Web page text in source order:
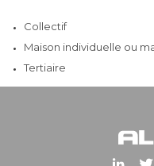
Collectif
Maison individuelle ou
Tertiaire